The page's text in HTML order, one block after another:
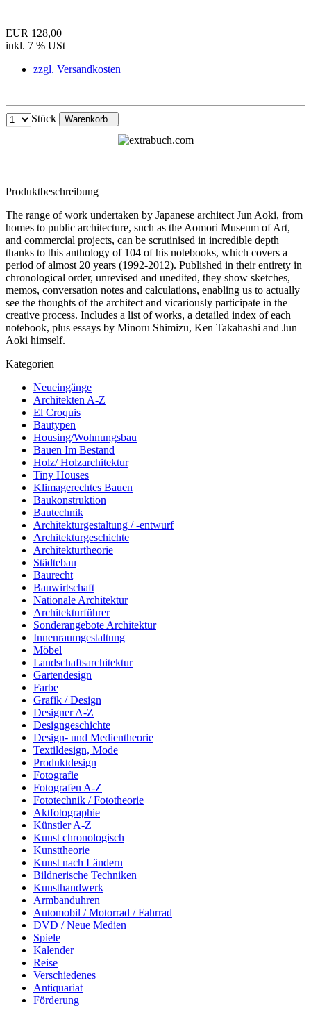
EUR 128,00
inkl. 7 % USt
zzgl. Versandkosten
Stück Warenkorb
Produktbeschreibung
The range of work undertaken by Japanese architect Jun Aoki, from
homes to public architecture, such as the Aomori Museum of Art,
and commercial projects, can be scrutinised in incredible depth
thanks to this anthology of 104 of his notebooks, which covers a
period of almost 20 years (1992-2012). Published in their entirety in
chronological order, unrevised and unedited, they show sketches,
memos, conversation notes and calculations, enabling us to actually
see the thoughts of the architect and vicariously participate in the
creative process. Includes a list of works, a detailed index of each
notebook, plus essays by Minoru Shimizu, Ken Takahashi and Jun
Aoki himself.
Kategorien
Neueingänge
Architekten A-Z
El Croquis
Bautypen
Housing/Wohnungsbau
Bauen Im Bestand
Holz/ Holzarchitektur
Tiny Houses
Klimagerechtes Bauen
Baukonstruktion
Bautechnik
Architekturgestaltung / -entwurf
Architekturgeschichte
Architekturtheorie
Städtebau
Baurecht
Bauwirtschaft
Nationale Architektur
Architekturführer
Sonderangebote Architektur
Innenraumgestaltung
Möbel
Landschaftsarchitektur
Gartendesign
Farbe
Grafik / Design
Designer A-Z
Designgeschichte
Design- und Medientheorie
Textildesign, Mode
Produktdesign
Fotografie
Fotografen A-Z
Fototechnik / Fototheorie
Aktfotographie
Künstler A-Z
Kunst chronologisch
Kunsttheorie
Kunst nach Ländern
Bildnerische Techniken
Kunsthandwerk
Armbanduhren
Automobil / Motorrad / Fahrrad
DVD / Neue Medien
Spiele
Kalender
Reise
Verschiedenes
Antiquariat
Förderung